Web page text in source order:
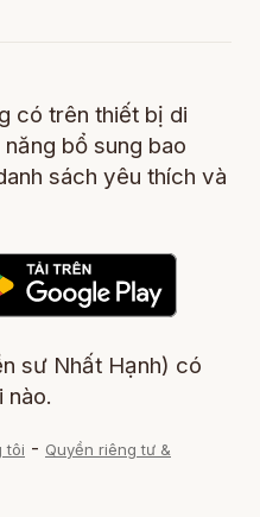
có trên thiết bị di
bổ sung bao
sách yêu thích và
sư Nhất Hạnh) có
nào.
tôi - Quyền riêng tư &